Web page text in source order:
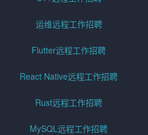
运维远程工作招聘
Flutter远程工作招聘
React Native远程工作招聘
Rust远程工作招聘
MySQL远程工作招聘